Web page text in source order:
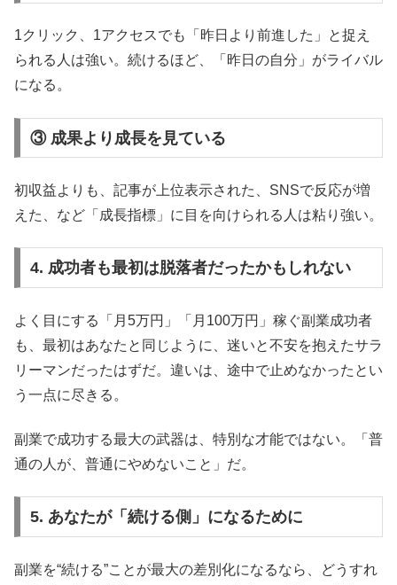
1クリック、1アクセスでも「昨日より前進した」と捉え
られる人は強い。続けるほど、「昨日の自分」がライバル
になる。
③ 成果より成長を見ている
初収益よりも、記事が上位表示された、SNSで反応が増
えた、など「成長指標」に目を向けられる人は粘り強い。
4. 成功者も最初は脱落者だったかもしれない
よく目にする「月5万円」「月100万円」稼ぐ副業成功者
も、最初はあなたと同じように、迷いと不安を抱えたサラ
リーマンだったはずだ。違いは、途中で止めなかったとい
う一点に尽きる。
副業で成功する最大の武器は、特別な才能ではない。「普
通の人が、普通にやめないこと」だ。
5. あなたが「続ける側」になるために
副業を“続ける”ことが最大の差別化になるなら、どうすれ